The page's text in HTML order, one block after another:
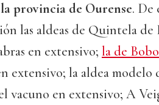
provincia de Ourense. De
las aldeas de Quintela de
en extensivo; la de
extensivo; la aldea modelo
vacuno en extensivo; A